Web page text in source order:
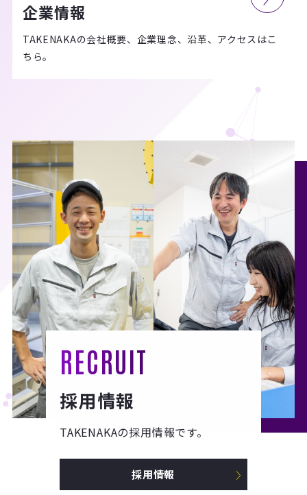
企業情報
TAKENAKAの会社概要、企業理念、沿革、アクセスはこ
ちら。
RECRUIT
採用情報
TAKENAKAの採用情報です。
採用情報